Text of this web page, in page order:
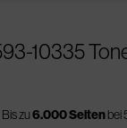
10335
Bis zu6.000 Seitenbei